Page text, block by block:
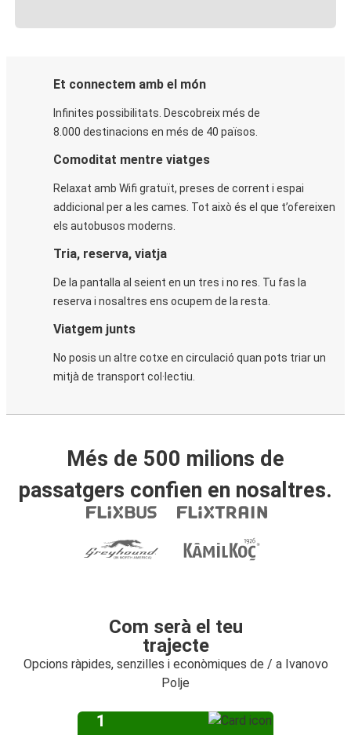
Et connectem amb el món
Infinites possibilitats. Descobreix més de
8.000 destinacions en més de 40 països.
Comoditat mentre viatges
Relaxat amb Wifi gratuït, preses de corrent i espai
addicional per a les cames. Tot això és el que t’ofereixen
els autobusos moderns.
Tria, reserva, viatja
De la pantalla al seient en un tres i no res. Tu fas la
reserva i nosaltres ens ocupem de la resta.
Viatgem junts
No posis un altre cotxe en circulació quan pots triar un
mitjà de transport col·lectiu.
Més de 500 milions de
passatgers confien en nosaltres.
Com serà el teu
trajecte
Opcions ràpides, senzilles i econòmiques de / a Ivanovo
Polje
1